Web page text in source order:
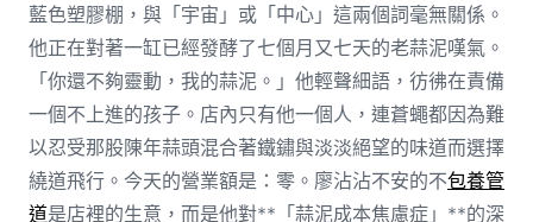
藍色塑膠棚，與「宇宙」或「中心」這兩個詞毫無關係。
他正在對著一缸已經發酵了七個月又七天的老蒜泥嘆氣。
「你還不夠靈動，我的蒜泥。」他輕聲細語，彷彿在責備
一個不上進的孩子。店內只有他一個人，連蒼蠅都因為難
以忍受那股陳年蒜頭混合著鐵鏽與淡淡絕望的味道而選擇
繞道飛行。今天的營業額是：零。廖沾沾不安的不包養管
道是店裡的生意，而是他對**「蒜泥成本焦慮症」**的深